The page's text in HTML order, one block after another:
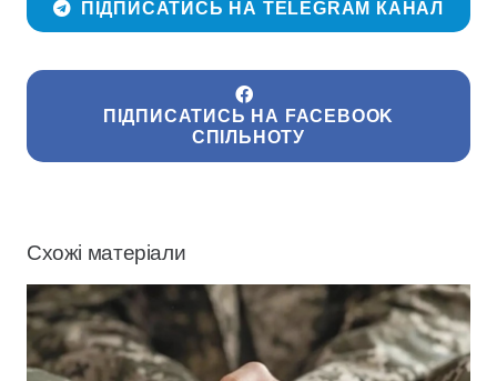
ПІДПИСАТИСЬ НА TELEGRAM КАНАЛ
ПІДПИСАТИСЬ НА FACEBOOK
СПІЛЬНОТУ
Схожі матеріали